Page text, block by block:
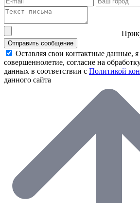
Отправить сообщение
Оставляя свои контактные данные,
совершеннолетие, согласие на
данных в соответствии с Политикой
данного сайта